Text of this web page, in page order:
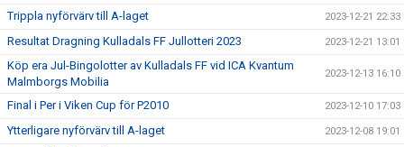
Trippla nyförvärv till A-laget 2023-12-21 22:33
Resultat Dragning Kulladals FF Jullotteri 2023 2023-12-21 13:01
Köp era Jul-Bingolotter av Kulladals FF vid ICA Kvantum
Malmborgs Mobilia
2023-12-13 16:10
Final i Per i Viken Cup för P2010 2023-12-10 17:03
Ytterligare nyförvärv till A-laget 2023-12-08 19:01